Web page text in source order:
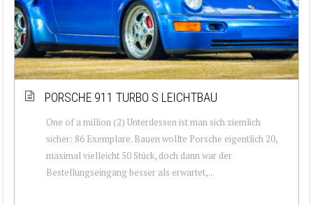
PORSCHE 911 TURBO S LEICHTBAU
One of a million (2) Unterdessen ist man sich ziemlich
sicher: 86 Exemplare. Bauen wollte Porsche eigentlich 20,
maximal vielleicht 50 Stück, doch dann war der
Bestellungseingang besser als erwartet,...